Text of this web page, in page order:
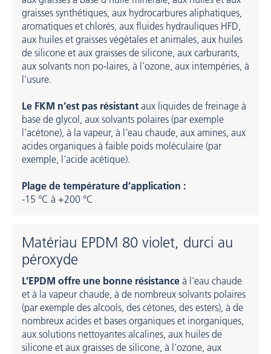
graisses synthétiques, aux hydrocarbures aliphatiques,
aromatiques et chlorés, aux fluides hydrauliques HFD,
aux huiles et graisses végétales et animales, aux huiles
de silicone et aux graisses de silicone, aux carburants,
aux solvants non po-laires, à l’ozone, aux intempéries, à
l’usure.
Le FKM n’est pas résistant aux liquides de freinage à
base de glycol, aux solvants polaires (par exemple
l'acétone), à la vapeur, à l’eau chaude, aux amines, aux
acides organiques à faible poids moléculaire (par
exemple, l'acide acétique).
Plage de température d’application :
-15 °C à +200 °C
Matériau EPDM 80 violet, durci au
péroxyde
L’EPDM offre une bonne résistance à l’eau chaude
et à la vapeur chaude, à de nombreux solvants polaires
(par exemple des alcools, des cétones, des esters), à de
nombreux acides et bases organiques et inorganiques,
aux solutions nettoyantes alcalines, aux huiles de
silicone et aux graisses de silicone, à l’ozone, aux